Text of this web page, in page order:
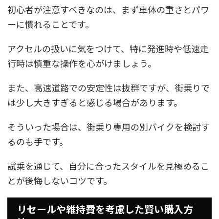
初心者が注意すべきなのは、まず車体の重さとパワ
ーに慣れることです。
アクセルの扱いに気をつけて、特に発進時や低速走
行時は慎重な操作を心がけましょう。
また、高速道路での安定性は抜群ですが、街乗りで
は少し大きすぎると感じる場合があります。
そういった場合は、街乗り専用の別バイクを検討す
るのも手です。
試乗を通じて、自分に合ったスタイルを見極めるこ
とが後悔しないコツです。
リセールや維持費を考慮した賢い購入方